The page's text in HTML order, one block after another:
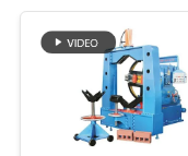
UNS
FABRIK-
AUSFLUG
Elbow